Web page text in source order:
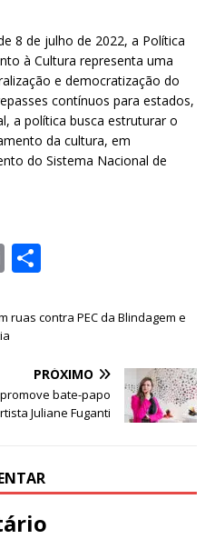
8 de julho de 2022, a Política
à Cultura representa uma
e democratização do
contínuos para estados,
a política busca estruturar o
da cultura, em
do Sistema Nacional de
E
ai
l
ar
ruas contra PEC da Blindagem e
PRÓXIMO
bate-papo
Juliane Fuganti